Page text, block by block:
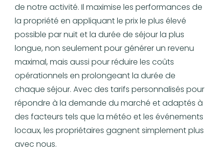
de notre activité. Il maximise les performances de
la propriété en appliquant le prix le plus élevé
possible par nuit et la durée de séjour la plus
longue, non seulement pour générer un revenu
maximal, mais aussi pour réduire les coûts
opérationnels en prolongeant la durée de
chaque séjour. Avec des tarifs personnalisés pour
répondre à la demande du marché et adaptés à
des facteurs tels que la météo et les événements
locaux, les propriétaires gagnent simplement plus
avec nous.